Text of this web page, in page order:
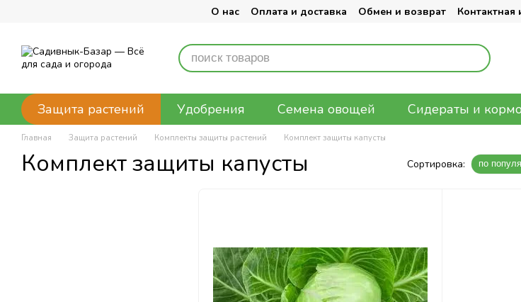
О нас Оплата и доставка Обмен и возврат
Защита растений Удобрения Семена овощей Сидераты и
Главная Защита растений Комплекты защиты растений Комплект защиты капусты
Комплект защиты капусты Сортировка: по